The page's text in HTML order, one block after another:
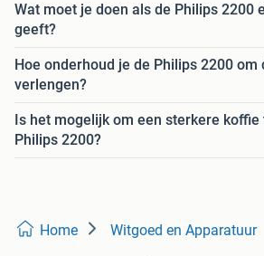
Wat moet je doen als de Philips 2200
geeft?
Hoe onderhoud je de Philips 2200 om
verlengen?
Is het mogelijk om een sterkere koffie
Philips 2200?
Home Witgoed en Apparatuur